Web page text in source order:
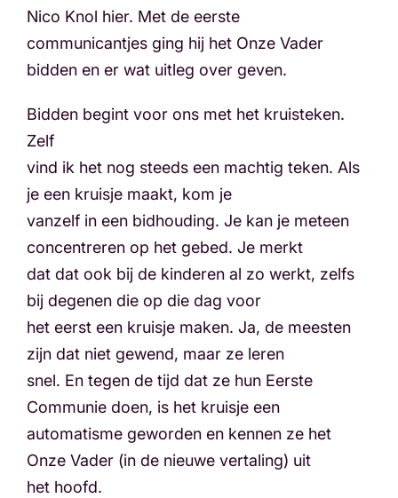
Nico Knol hier. Met de eerste
communicantjes ging hij het Onze Vader
bidden en er wat uitleg over geven.
Bidden begint voor ons met het kruisteken.
Zelf
vind ik het nog steeds een machtig teken. Als
je een kruisje maakt, kom je
vanzelf in een bidhouding. Je kan je meteen
concentreren op het gebed. Je merkt
dat dat ook bij de kinderen al zo werkt, zelfs
bij degenen die op die dag voor
het eerst een kruisje maken. Ja, de meesten
zijn dat niet gewend, maar ze leren
snel. En tegen de tijd dat ze hun Eerste
Communie doen, is het kruisje een
automatisme geworden en kennen ze het
Onze Vader (in de nieuwe vertaling) uit
het hoofd.